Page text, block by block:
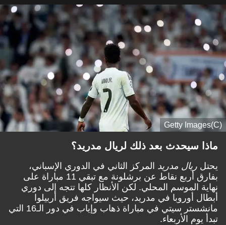
(C)Getty Images
ماذا سيحدث بعد ذلك لريال مدريد؟
يحتل ريال مدريد المركز الثاني في الدوري الإسباني،
بفارق أربع نقاط عن برشلونة مع تبقي 11 مباراة على
نهاية الموسم المحلي. لكن الأنظار كلها تتجه إلى دوري
أبطال أوروبا في مدريد، حيث سيواجه فريق أربيلوا
مانشستر سيتي في مباراة ذهاب وإياب في دور الـ16 التي
تبدأ يوم الأربعاء.